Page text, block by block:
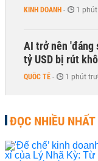
KINH DOANH - 1
AI trở nên 'đáng
tỷ USD bị rút
QUỐC TẾ - 1 phút
Doanh nghiệp
đồng nào từ ngân
KINH DOANH - 1
ĐỌC NHIỀU NHẤT